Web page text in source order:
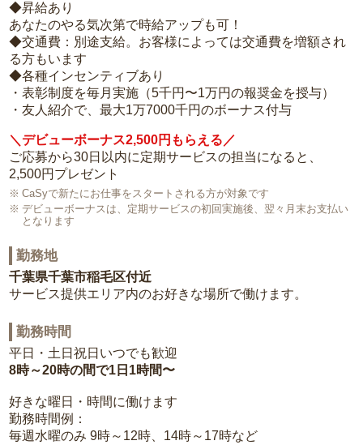
◆昇給あり
あなたのやる気次第で時給アップも可！
◆交通費：別途支給。お客様によっては交通費を増額され
る方もいます
◆各種インセンティブあり
・表彰制度を毎月実施（5千円〜1万円の報奨金を授与）
・友人紹介で、最大1万7000千円のボーナス付与
＼デビューボーナス2,500円もらえる／
ご応募から30日以内に定期サービスの担当になると、
2,500円プレゼント
CaSyで新たにお仕事をスタートされる方が対象です
デビューボーナスは、定期サービスの初回実施後、翌々月末お支払い
となります
勤務地
千葉県千葉市稲毛区付近
サービス提供エリア内のお好きな場所で働けます。
勤務時間
平日・土日祝日いつでも歓迎
8時～20時の間で1日1時間〜
好きな曜日・時間に働けます
勤務時間例：
毎週水曜のみ 9時～12時、14時～17時など